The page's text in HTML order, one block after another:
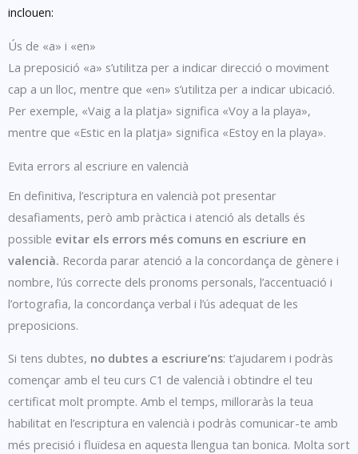
inclouen:
Ús de «a» i «en»
La preposició «a» s’utilitza per a indicar direcció o moviment
cap a un lloc, mentre que «en» s’utilitza per a indicar ubicació.
Per exemple, «Vaig a la platja» significa «Voy a la playa»,
mentre que «Estic en la platja» significa «Estoy en la playa».
Evita errors al escriure en valencià
En definitiva, l’escriptura en valencià pot presentar
desafiaments, però amb pràctica i atenció als detalls és
possible evitar els errors més comuns en escriure en
valencià. Recorda parar atenció a la concordança de gènere i
nombre, l’ús correcte dels pronoms personals, l’accentuació i
l’ortografia, la concordança verbal i l’ús adequat de les
preposicions.
Si tens dubtes, no dubtes a escriure’ns: t’ajudarem i podràs
començar amb el teu curs C1 de valencià i obtindre el teu
certificat molt prompte. Amb el temps, milloraràs la teua
habilitat en l’escriptura en valencià i podràs comunicar-te amb
més precisió i fluïdesa en aquesta llengua tan bonica. Molta sort